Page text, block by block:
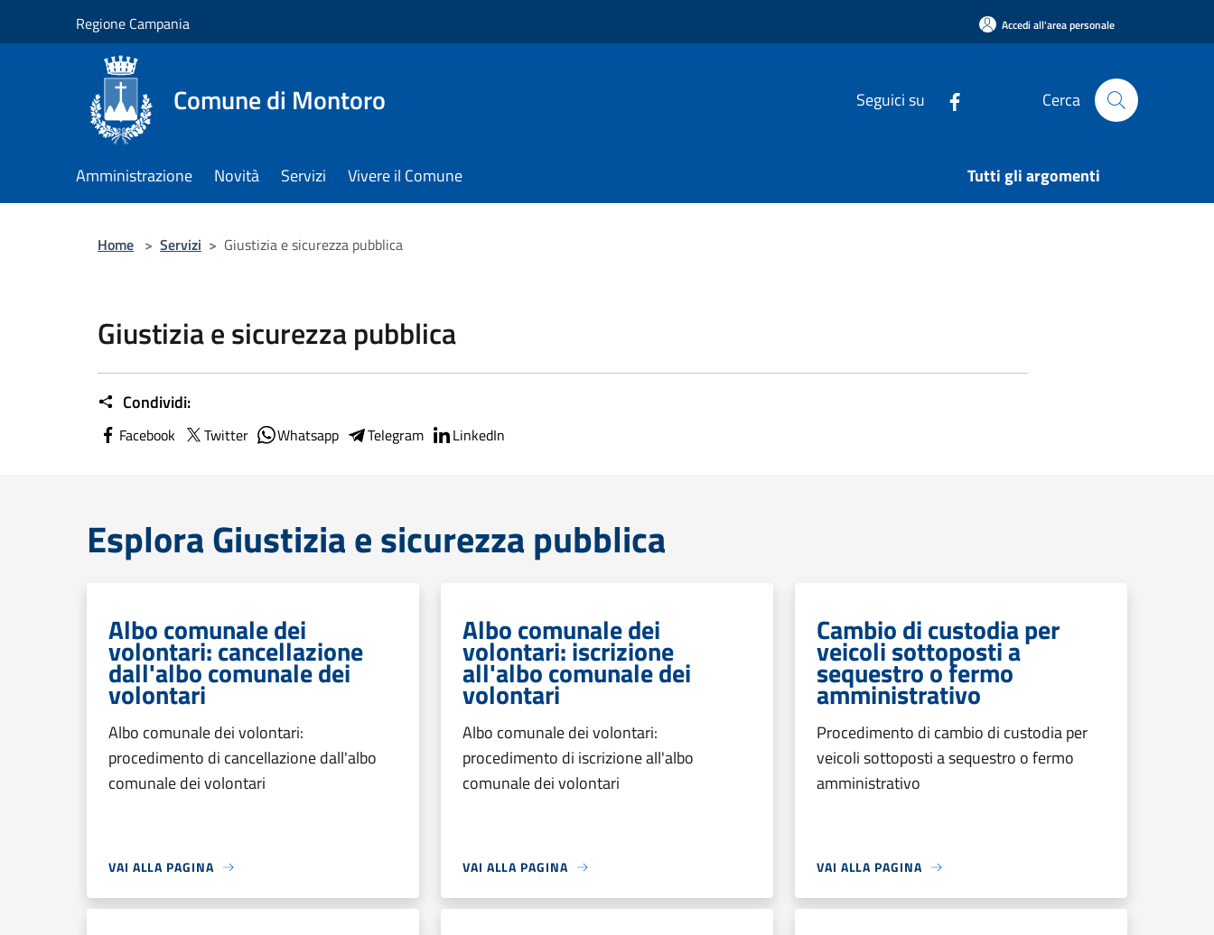
Regione Campania Accedi all'area personale
Comune di Montoro Seguici su Cerca
Amministrazione Novità Servizi Vivere il Comune Tutti gli argomenti
Home > Servizi > Giustizia e sicurezza pubblica
Giustizia e sicurezza pubblica
Condividi:
Facebook Twitter Whatsapp Telegram LinkedIn
Esplora Giustizia e sicurezza pubblica
Albo comunale dei
volontari: cancellazione
dall'albo comunale dei
volontari
Albo comunale dei volontari:
procedimento di cancellazione dall'albo
comunale dei volontari
VAI ALLA PAGINA
Albo comunale dei
volontari: iscrizione
all'albo comunale dei
volontari
Albo comunale dei volontari:
procedimento di iscrizione all'albo
comunale dei volontari
VAI ALLA PAGINA
Cambio di custodia per
veicoli sottoposti a
sequestro o fermo
amministrativo
Procedimento di cambio di custodia per
veicoli sottoposti a sequestro o fermo
amministrativo
VAI ALLA PAGINA